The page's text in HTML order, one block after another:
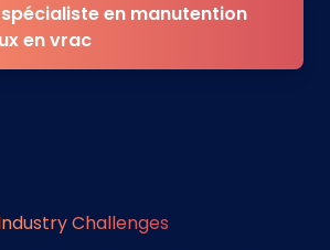
spécialiste en manutention
en vrac
Challenges